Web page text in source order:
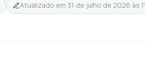
Atualizado em 31 de julho de 2026 às